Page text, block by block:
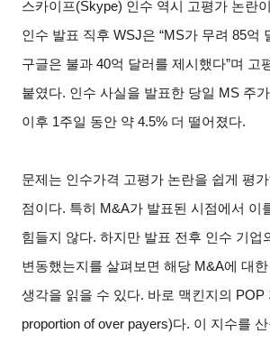
스카이프(Skype) 인수 역시 고평가 논란
인수 발표 직후 WSJ은 “MS가 무려 85억
구글은 불과 40억 달러를 제시했다”며 고
붙였다. 인수 사실을 발표한 당일 MS 주
이후 1주일 동안 약 4.5% 더 떨어졌다.
문제는 인수가격 고평가 논란을 쉽게 평
점이다. 특히 M&A가 발표된 시점에서 이
힘들지 않다. 하지만 발표 전후 인수 기업
변동했는지를 살펴보면 해당 M&A에 대한
생각을 읽을 수 있다. 바로 맥킨지의 POP
proportion of over payers)다. 이 지수를